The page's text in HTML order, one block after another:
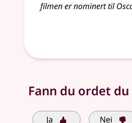
filmen er nominert til
Fann du ordet
Ja Nei